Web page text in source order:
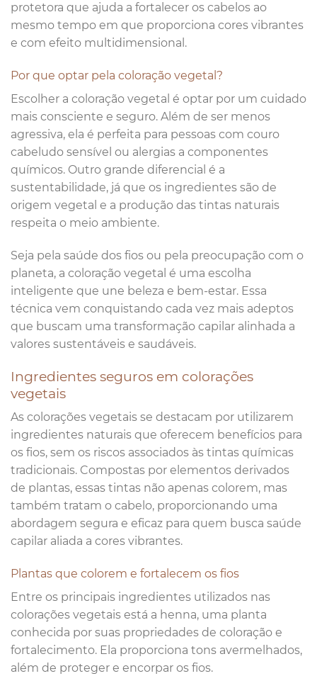
protetora que ajuda a fortalecer os cabelos ao
mesmo tempo em que proporciona cores vibrantes
e com efeito multidimensional.
Por que optar pela coloração vegetal?
Escolher a coloração vegetal é optar por um cuidado
mais consciente e seguro. Além de ser menos
agressiva, ela é perfeita para pessoas com couro
cabeludo sensível ou alergias a componentes
químicos. Outro grande diferencial é a
sustentabilidade, já que os ingredientes são de
origem vegetal e a produção das tintas naturais
respeita o meio ambiente.
Seja pela saúde dos fios ou pela preocupação com o
planeta, a coloração vegetal é uma escolha
inteligente que une beleza e bem-estar. Essa
técnica vem conquistando cada vez mais adeptos
que buscam uma transformação capilar alinhada a
valores sustentáveis e saudáveis.
Ingredientes seguros em colorações
vegetais
As colorações vegetais se destacam por utilizarem
ingredientes naturais que oferecem benefícios para
os fios, sem os riscos associados às tintas químicas
tradicionais. Compostas por elementos derivados
de plantas, essas tintas não apenas colorem, mas
também tratam o cabelo, proporcionando uma
abordagem segura e eficaz para quem busca saúde
capilar aliada a cores vibrantes.
Plantas que colorem e fortalecem os fios
Entre os principais ingredientes utilizados nas
colorações vegetais está a henna, uma planta
conhecida por suas propriedades de coloração e
fortalecimento. Ela proporciona tons avermelhados,
além de proteger e encorpar os fios.